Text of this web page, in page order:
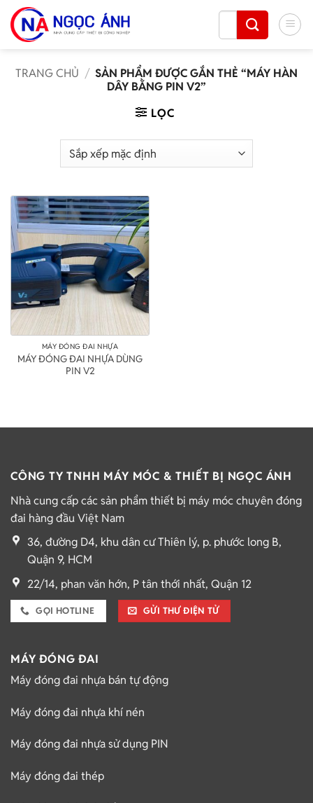
qua
TRANG CHỦ / SẢN PHẨM ĐƯỢC GẮN THẺ “MÁY HÀN
DÂY BẰNG PIN V2”
LỌC
MÁY ĐÓNG ĐAI NHỰA
MÁY ĐÓNG ĐAI NHỰA DÙNG
PIN V2
CÔNG TY TNHH MÁY MÓC & THIẾT BỊ NGỌC ÁNH
Nhà cung cấp các sản phẩm thiết bị máy móc chuyên đóng
đai hàng đầu Việt Nam
36, đường D4, khu dân cư Thiên lý, p. phước long B,
Quận 9, HCM
22/14, phan văn hớn, P tân thới nhất, Quận 12
GỌI HOTLINE GỬI THƯ ĐIỆN TỬ
MÁY ĐÓNG ĐAI
Máy đóng đai nhựa bán tự động
Máy đóng đai nhựa khí nén
Máy đóng đai nhựa sử dụng PIN
Máy đóng đai thép